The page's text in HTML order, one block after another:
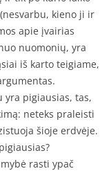
kieno ji ir
apie įvairias
nuomonių, yra
iš karto teigiame,
pigiausias, tas,
neteks praleisti
šioje erdvėje.
rasti ypač